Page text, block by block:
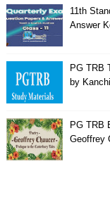
11th
Answer
PG TRB
by
PG TRB
Geoffrey